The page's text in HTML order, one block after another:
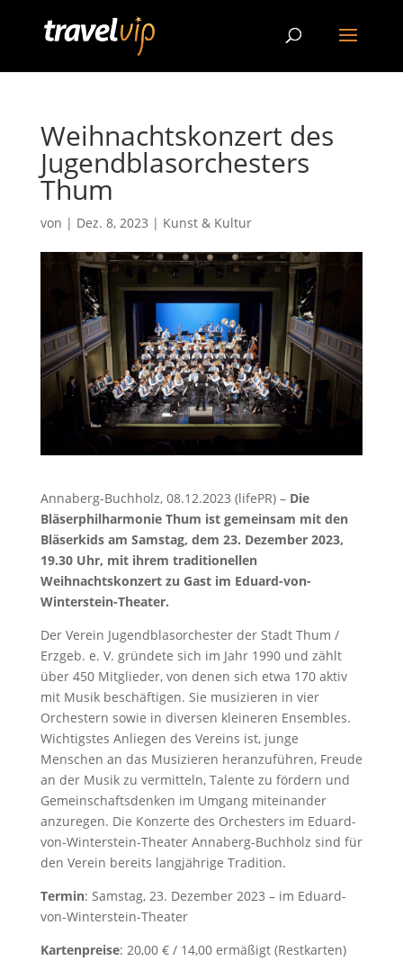
Weihnachtskonzert des
Jugendblasorchesters
Thum
von | Dez. 8, 2023 | Kunst & Kultur
Annaberg-Buchholz, 08.12.2023 (lifePR) – Die
Bläserphilharmonie Thum ist gemeinsam mit den
Bläserkids am Samstag, dem 23. Dezember 2023,
19.30 Uhr, mit ihrem traditionellen
Weihnachtskonzert zu Gast im Eduard-von-
Winterstein-Theater.
Der Verein Jugendblasorchester der Stadt Thum /
Erzgeb. e. V. gründete sich im Jahr 1990 und zählt
über 450 Mitglieder, von denen sich etwa 170 aktiv
mit Musik beschäftigen. Sie musizieren in vier
Orchestern sowie in diversen kleineren Ensembles.
Wichtigstes Anliegen des Vereins ist, junge
Menschen an das Musizieren heranzuführen, Freude
an der Musik zu vermitteln, Talente zu fördern und
Gemeinschaftsdenken im Umgang miteinander
anzuregen. Die Konzerte des Orchesters im Eduard-
von-Winterstein-Theater Annaberg-Buchholz sind für
den Verein bereits langjährige Tradition.
Termin: Samstag, 23. Dezember 2023 – im Eduard-
von-Winterstein-Theater
Kartenpreise: 20,00 € / 14,00 ermäßigt (Restkarten)